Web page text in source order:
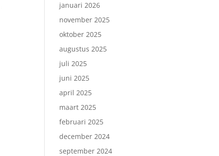
januari 2026
november 2025
oktober 2025
augustus 2025
juli 2025
juni 2025
april 2025
maart 2025
februari 2025
december 2024
september 2024